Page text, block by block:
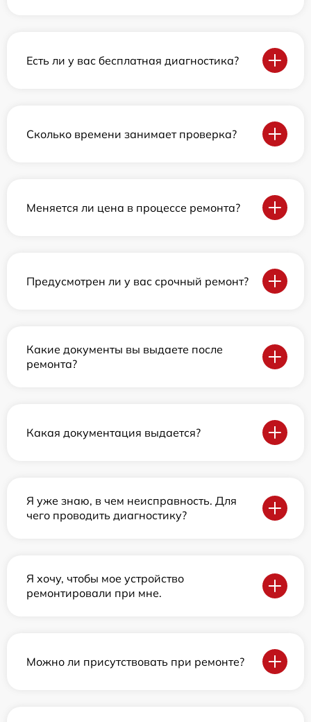
Есть ли у вас бесплатная диагностика?
Сколько времени занимает проверка?
Меняется ли цена в процессе ремонта?
Предусмотрен ли у вас срочный ремонт?
Какие документы вы выдаете после
ремонта?
Какая документация выдается?
Я уже знаю, в чем неисправность. Для
чего проводить диагностику?
Я хочу, чтобы мое устройство
ремонтировали при мне.
Можно ли присутствовать при ремонте?